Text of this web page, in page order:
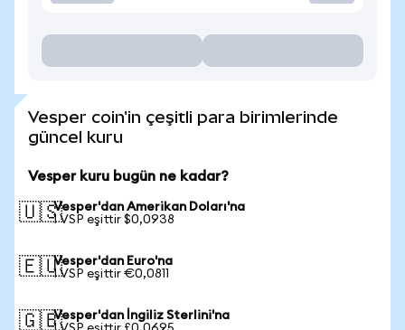
Vesper coin'in çeşitli para birimlerinde
güncel kuru
Vesper kuru bugün ne kadar?
🇺🇸Vesper'dan Amerikan Doları'na
1 VSP eşittir $0,0938
🇪🇺Vesper'dan Euro'na
1 VSP eşittir €0,0811
🇬🇧Vesper'dan İngiliz Sterlini'na